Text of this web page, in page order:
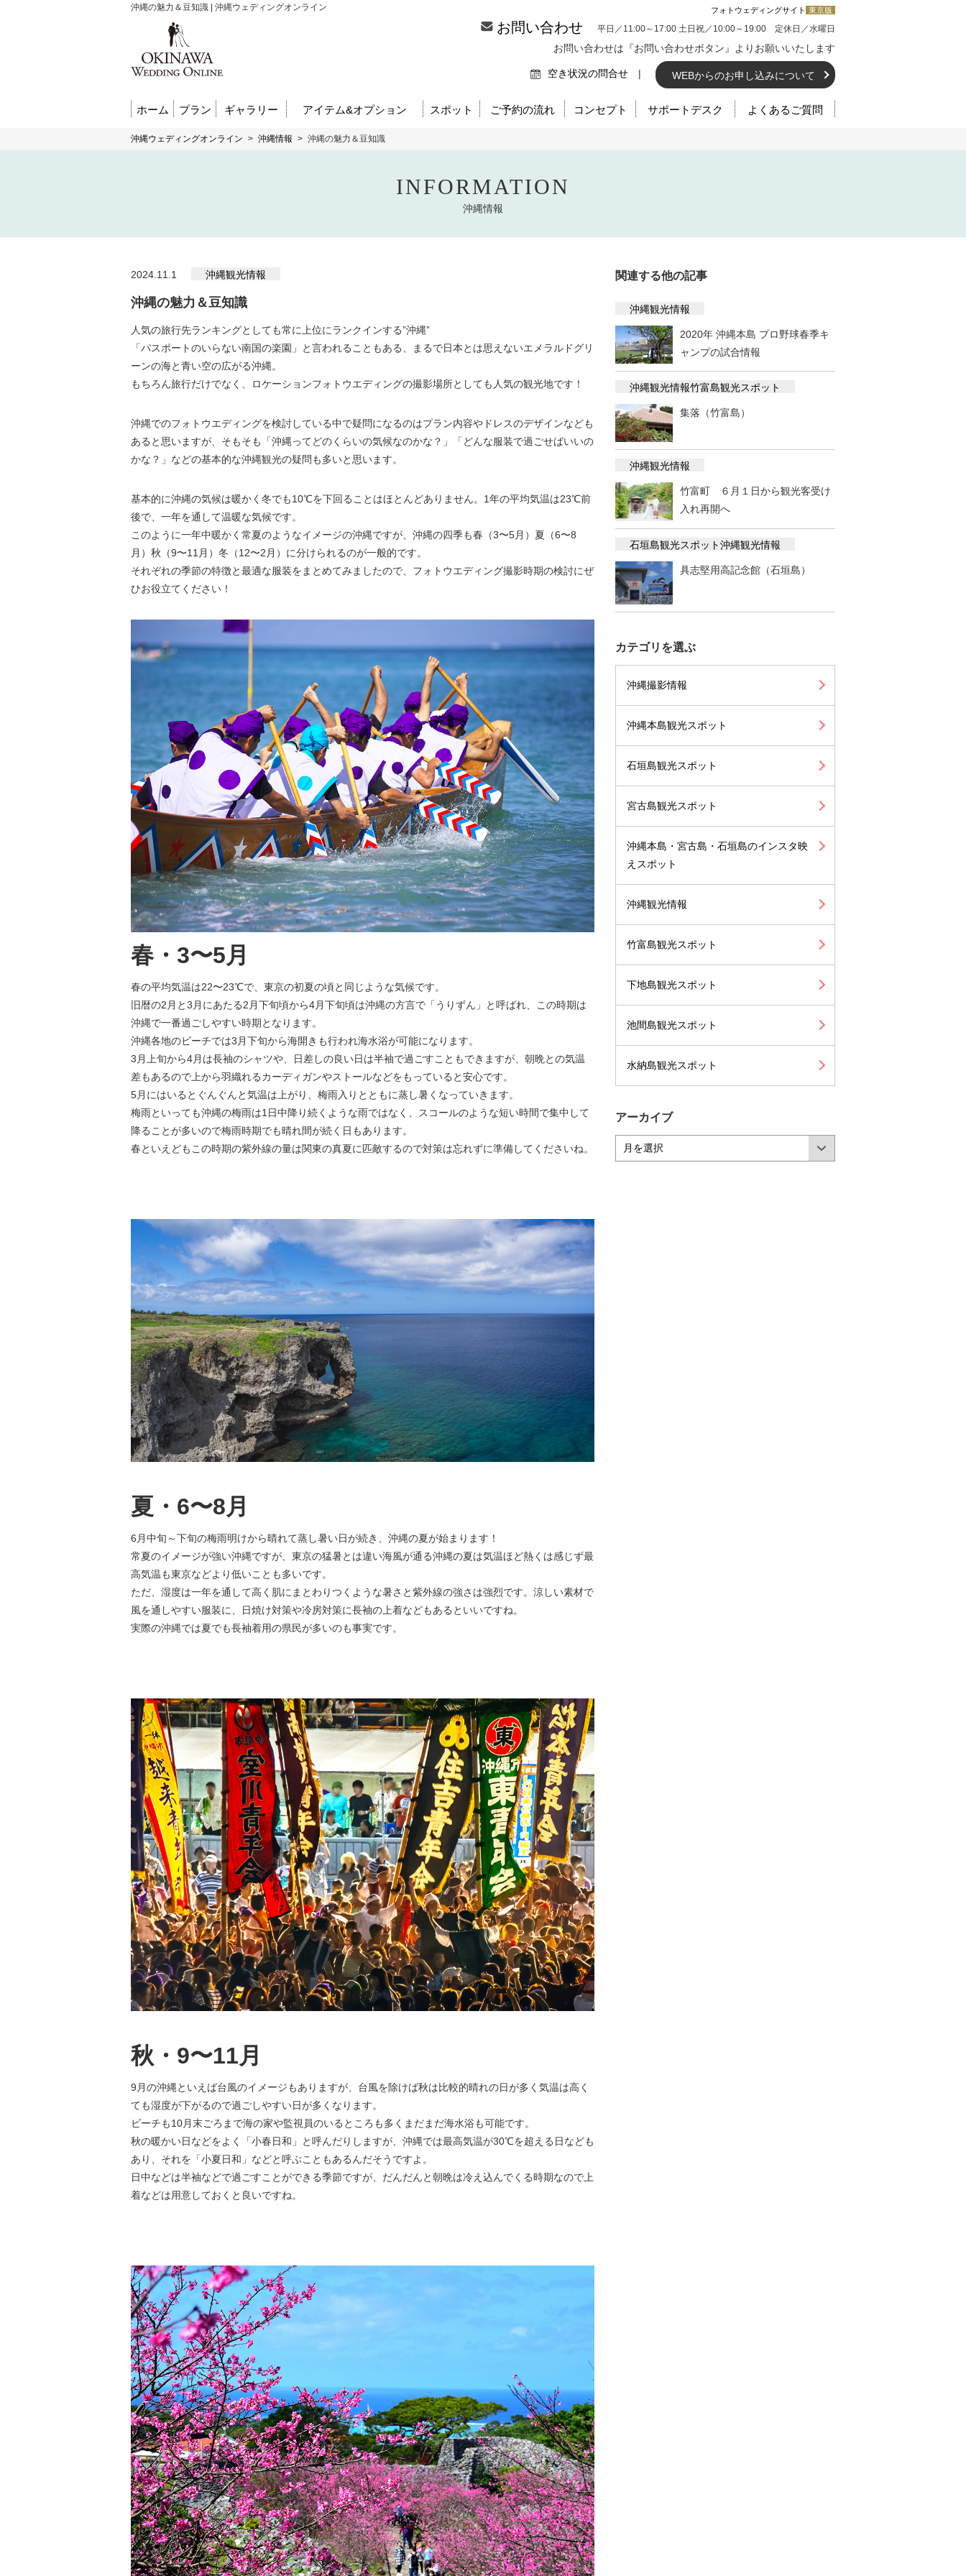
沖縄の魅力＆豆知識 | 沖縄ウェディングオンライン フォトウェディングサイト 東京版
お問い合わせ 平日／11:00～17:00 土日祝／10:00～19:00 定休日／水曜日
お問い合わせは『お問い合わせボタン』よりお願いいたします
空き状況の問合せ | WEBからのお申し込みについて
ホーム プラン ギャラリー アイテム&オプション スポット ご予約の流れ コンセプト サポートデスク よくあるご質問
沖縄ウェディングオンライン > 沖縄情報 > 沖縄の魅力＆豆知識
INFORMATION
沖縄情報
2024.11.1 沖縄観光情報
沖縄の魅力＆豆知識
人気の旅行先ランキングとしても常に上位にランクインする”沖縄”
「パスポートのいらない南国の楽園」と言われることもある、まるで日本とは思えないエメラルドグリ
ーンの海と青い空の広がる沖縄。
もちろん旅行だけでなく、ロケーションフォトウエディングの撮影場所としても人気の観光地です！
沖縄でのフォトウエディングを検討している中で疑問になるのはプラン内容やドレスのデザインなども
あると思いますが、そもそも「沖縄ってどのくらいの気候なのかな？」「どんな服装で過ごせばいいの
かな？」などの基本的な沖縄観光の疑問も多いと思います。
基本的に沖縄の気候は暖かく冬でも10℃を下回ることはほとんどありません。1年の平均気温は23℃前
後で、一年を通して温暖な気候です。
このように一年中暖かく常夏のようなイメージの沖縄ですが、沖縄の四季も春（3〜5月）夏（6〜8
月）秋（9〜11月）冬（12〜2月）に分けられるのが一般的です。
それぞれの季節の特徴と最適な服装をまとめてみましたので、フォトウエディング撮影時期の検討にぜ
ひお役立てください！
春・3〜5月
春の平均気温は22〜23℃で、東京の初夏の頃と同じような気候です。
旧暦の2月と3月にあたる2月下旬頃から4月下旬頃は沖縄の方言で「うりずん」と呼ばれ、この時期は
沖縄で一番過ごしやすい時期となります。
沖縄各地のビーチでは3月下旬から海開きも行われ海水浴が可能になります。
3月上旬から4月は長袖のシャツや、日差しの良い日は半袖で過ごすこともできますが、朝晩との気温
差もあるので上から羽織れるカーディガンやストールなどをもっていると安心です。
5月にはいるとぐんぐんと気温は上がり、梅雨入りとともに蒸し暑くなっていきます。
梅雨といっても沖縄の梅雨は1日中降り続くような雨ではなく、スコールのような短い時間で集中して
降ることが多いので梅雨時期でも晴れ間が続く日もあります。
春といえどもこの時期の紫外線の量は関東の真夏に匹敵するので対策は忘れずに準備してくださいね。
夏・6〜8月
6月中旬～下旬の梅雨明けから晴れて蒸し暑い日が続き、沖縄の夏が始まります！
常夏のイメージが強い沖縄ですが、東京の猛暑とは違い海風が通る沖縄の夏は気温ほど熱くは感じず最
高気温も東京などより低いことも多いです。
ただ、湿度は一年を通して高く肌にまとわりつくような暑さと紫外線の強さは強烈です。涼しい素材で
風を通しやすい服装に、日焼け対策や冷房対策に長袖の上着などもあるといいですね。
実際の沖縄では夏でも長袖着用の県民が多いのも事実です。
秋・9〜11月
9月の沖縄といえば台風のイメージもありますが、台風を除けば秋は比較的晴れの日が多く気温は高く
ても湿度が下がるので過ごしやすい日が多くなります。
ビーチも10月末ごろまで海の家や監視員のいるところも多くまだまだ海水浴も可能です。
秋の暖かい日などをよく「小春日和」と呼んだりしますが、沖縄では最高気温が30℃を超える日なども
あり、それを「小夏日和」などと呼ぶこともあるんだそうですよ。
日中などは半袖などで過ごすことができる季節ですが、だんだんと朝晩は冷え込んでくる時期なので上
着などは用意しておくと良いですね。
関連する他の記事
沖縄観光情報
2020年 沖縄本島 プロ野球春季キ
ャンプの試合情報
沖縄観光情報竹富島観光スポット
集落（竹富島）
沖縄観光情報
竹富町 ６月１日から観光客受け
入れ再開へ
石垣島観光スポット沖縄観光情報
具志堅用高記念館（石垣島）
カテゴリを選ぶ
沖縄撮影情報
沖縄本島観光スポット
石垣島観光スポット
宮古島観光スポット
沖縄本島・宮古島・石垣島のインスタ映
えスポット
沖縄観光情報
竹富島観光スポット
下地島観光スポット
池間島観光スポット
水納島観光スポット
アーカイブ